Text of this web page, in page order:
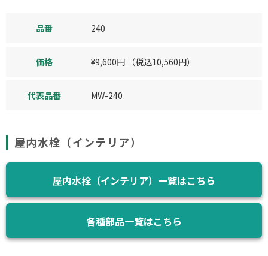
品番 240
価格 ¥9,600円 （税込10,560円）
代表品番 MW-240
屋内水栓（インテリア）
屋内水栓（インテリア）一覧はこちら
各種部品一覧はこちら